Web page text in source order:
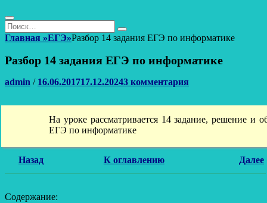
Поиск
Найти:
Поиск
Главная »ЕГЭ»Разбор 14 задания ЕГЭ по информатике
Разбор 14 задания ЕГЭ по информатике
Автор
admin / Опубликовано
16.06.201717.12.20243 комментария
На уроке рассматривается 14 задание, решение и
ЕГЭ по информатике
Назад К оглавлению Далее
Содержание: